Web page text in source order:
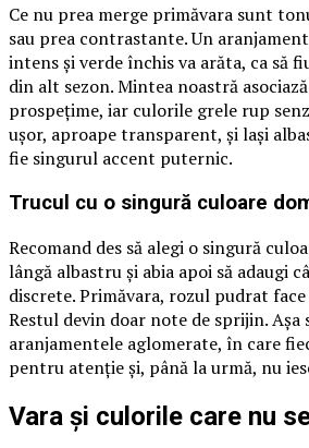
Ce nu prea merge primăvara sunt
sau prea contrastante. Un
intens și verde închis va arăta, ca să
din alt sezon. Mintea noastră
prospețime, iar culorile grele rup
ușor, aproape transparent, și lași
fie singurul accent puternic.
Trucul cu o singură culoare
Recomand des să alegi o singură
lângă albastru și abia apoi să adaugi
discrete. Primăvara, rozul pudrat
Restul devin doar note de sprijin. Așa
aranjamentele aglomerate, în care
pentru atenție și, până la urmă, nu
Vara și culorile care nu